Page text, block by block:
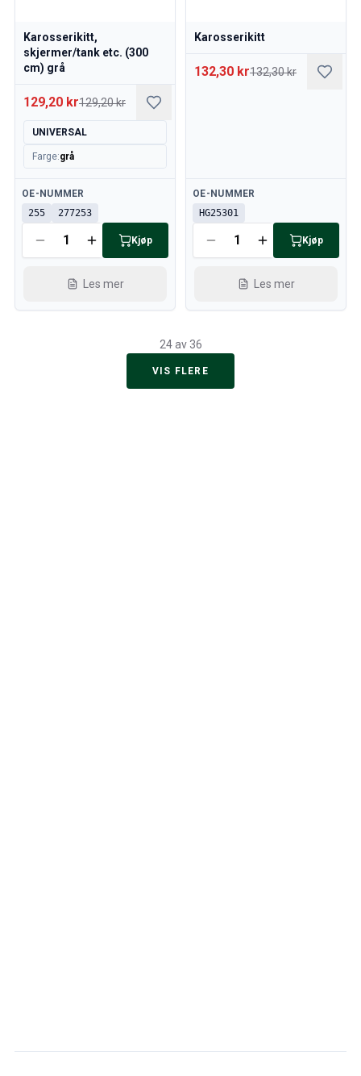
Karosserikitt,
skjermer/tank etc. (300
cm) grå
129,20 kr129,20 kr
UNIVERSAL
Farge:grå
Tilgjengelig
OE-NUMMER
255
277253
Kjøp
Les mer
Karosserikitt
132,30 kr132,30 kr
Tilgjengelig
OE-NUMMER
HG25301
Kjøp
Les mer
24 av 36
VIS FLERE